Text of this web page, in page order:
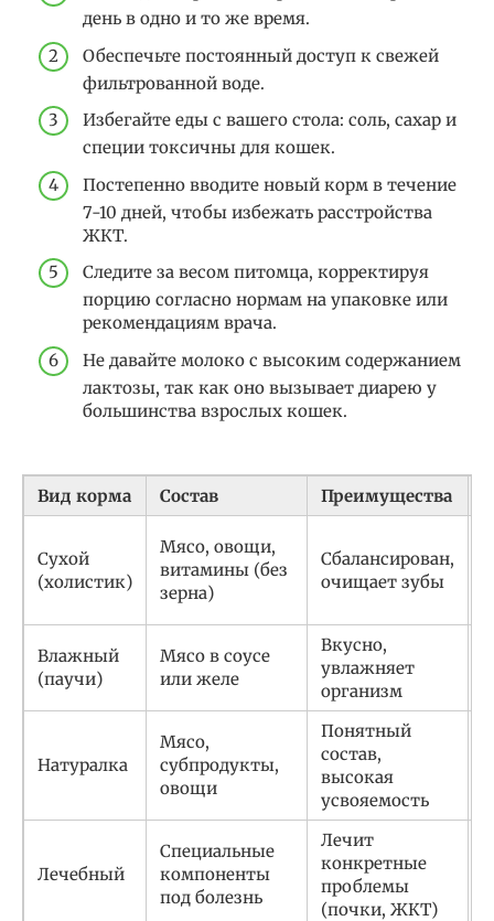
день в одно и то же время.
Обеспечьте постоянный доступ к свежей
фильтрованной воде.
Избегайте еды с вашего стола: соль, сахар и
специи токсичны для кошек.
Постепенно вводите новый корм в течение
7-10 дней, чтобы избежать расстройства
ЖКТ.
Следите за весом питомца, корректируя
порцию согласно нормам на упаковке или
рекомендациям врача.
Не давайте молоко с высоким содержанием
лактозы, так как оно вызывает диарею у
большинства взрослых кошек.
Вид корма Состав Преимущества
Сухой
(холистик)
Мясо, овощи,
витамины (без
зерна)
Сбалансирован,
очищает зубы
Влажный
(паучи)
Мясо в соусе
или желе
Вкусно,
увлажняет
организм
Натуралка
Мясо,
субпродукты,
овощи
Понятный
состав,
высокая
усвояемость
Лечебный
Специальные
компоненты
под болезнь
Лечит
конкретные
проблемы
(почки, ЖКТ)